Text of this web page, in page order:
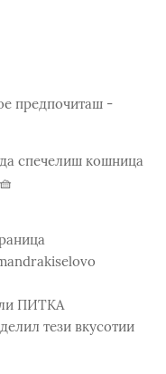
предпочиташ -
спечелиш кошница
ПИТКА
тези вкусотии